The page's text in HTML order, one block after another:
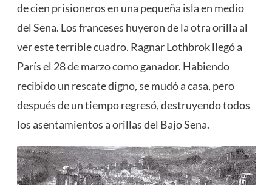
de cien prisioneros en una pequeña isla en medio
del Sena. Los franceses huyeron de la otra orilla al
ver este terrible cuadro. Ragnar Lothbrok llegó a
París el 28 de marzo como ganador. Habiendo
recibido un rescate digno, se mudó a casa, pero
después de un tiempo regresó, destruyendo todos
los asentamientos a orillas del Bajo Sena.